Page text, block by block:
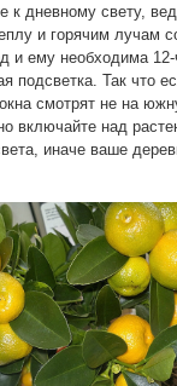
к дневному свету,
и горячим лучам
и ему необходима 12-
подсветка. Так что
смотрят не на
включайте над
иначе ваше